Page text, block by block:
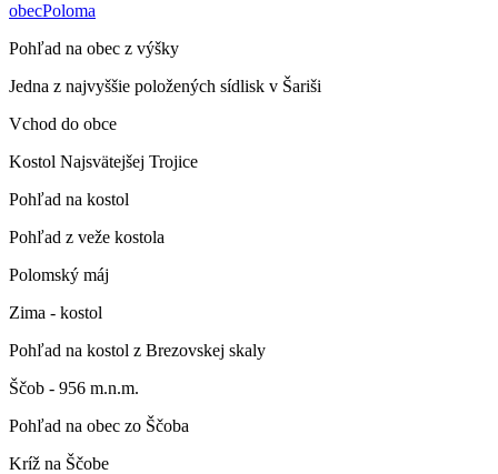
obecPoloma
Pohľad na obec z výšky
Jedna z najvyššie položených sídlisk v Šariši
Vchod do obce
Kostol Najsvätejšej Trojice
Pohľad na kostol
Pohľad z veže kostola
Polomský máj
Zima - kostol
Pohľad na kostol z Brezovskej skaly
Ščob - 956 m.n.m.
Pohľad na obec zo Ščoba
Kríž na Ščobe